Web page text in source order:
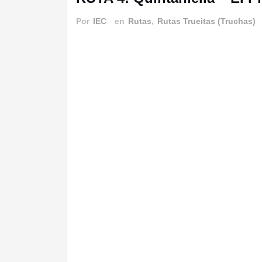
Por IEC en Rutas, Rutas Trueitas (Truchas)